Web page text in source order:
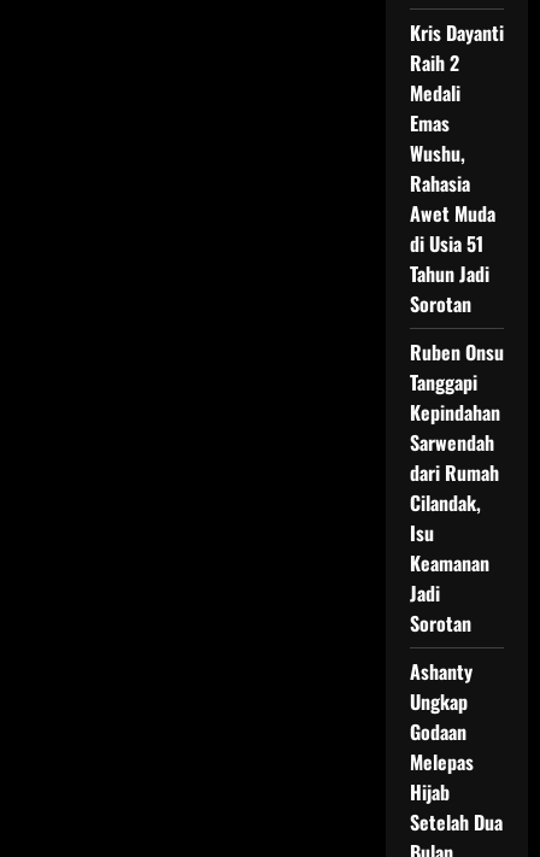
Kris Dayanti
Raih 2
Medali
Emas
Wushu,
Rahasia
Awet Muda
di Usia 51
Tahun Jadi
Sorotan
Ruben Onsu
Tanggapi
Kepindahan
Sarwendah
dari Rumah
Cilandak,
Isu
Keamanan
Jadi
Sorotan
Ashanty
Ungkap
Godaan
Melepas
Hijab
Setelah Dua